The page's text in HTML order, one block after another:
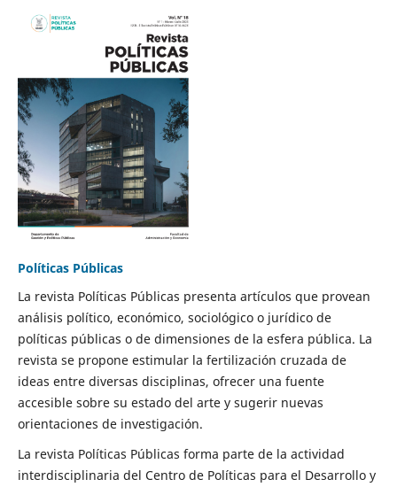
Políticas Públicas
La revista Políticas Públicas presenta artículos que provean
análisis político, económico, sociológico o jurídico de
políticas públicas o de dimensiones de la esfera pública. La
revista se propone estimular la fertilización cruzada de
ideas entre diversas disciplinas, ofrecer una fuente
accesible sobre su estado del arte y sugerir nuevas
orientaciones de investigación.
La revista Políticas Públicas forma parte de la actividad
interdisciplinaria del Centro de Políticas para el Desarrollo y